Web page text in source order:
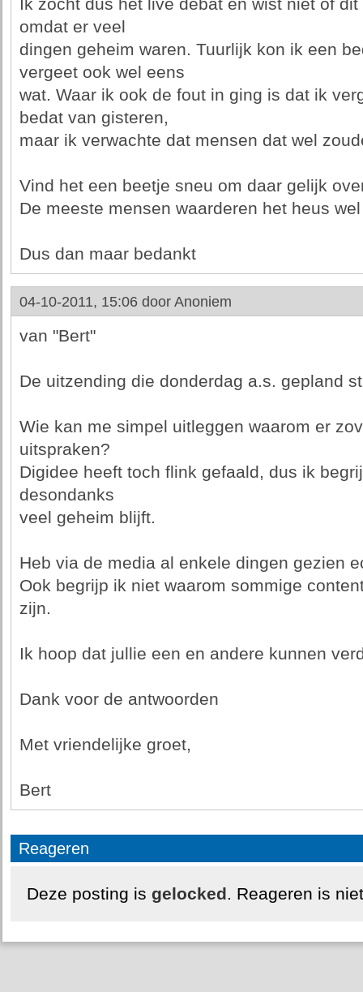
Ik zocht dus het live debat en wist niet of
omdat er veel
dingen geheim waren. Tuurlijk kon ik een
vergeet ook wel eens
wat. Waar ik ook de fout in ging is dat ik
bedat van gisteren,
maar ik verwachte dat mensen dat wel
Vind het een beetje sneu om daar gelijk
De meeste mensen waarderen het heus
Dus dan maar bedankt
04-10-2011, 15:06 door Anoniem
van "Bert"
De uitzending die donderdag a.s. gepland
Wie kan me simpel uitleggen waarom er
uitspraken?
Digidee heeft toch flink gefaald, dus ik
desondanks
veel geheim blijft.
Heb via de media al enkele dingen gezien
Ook begrijp ik niet waarom sommige
zijn.
Ik hoop dat jullie een en andere kunnen
Dank voor de antwoorden
Met vriendelijke groet,
Bert
Reageren
Deze posting is gelocked. Reageren is